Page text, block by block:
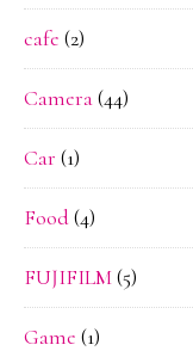
cafe (2)
Camera(44)
Car (1)
Food(4)
FUJIFILM(5)
Game (1)